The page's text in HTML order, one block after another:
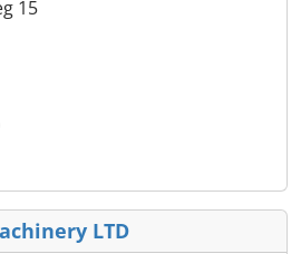
15
LTD